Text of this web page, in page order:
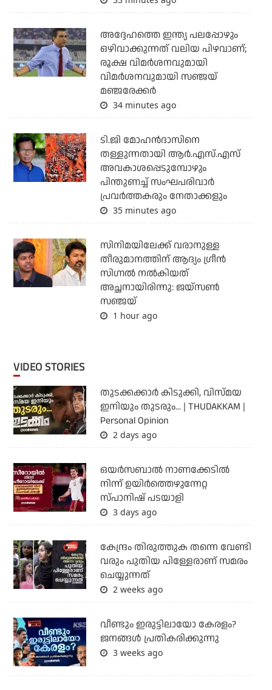
അദ്ദേഹത്തെ ഇന്ത്യ പലപ്പോഴും
ഒഴിവാക്കുന്നത് വലിയ പിഴവാണ്;
രൂക്ഷ വിമര്‍ശനവുമായി
വിമര്‍ശനവുമായി സഞ്ജയ്
മഞ്ജരേക്കര്‍
34 minutes ago
ടി.ജി മോഹന്‍ദാസിനെ
തള്ളുന്നതായി ആര്‍.എസ്.എസ്
അവകാശപ്പെടുമ്പോഴും
പിന്തുണച്ച് സംഘപരിവാര്‍
പ്രവര്‍ത്തകരും നേതാക്കളും
35 minutes ago
സിനിമയിലേക്ക് വരാനുള്ള
തീരുമാനത്തിന് ആദ്യം ഗ്രീൻ
സിഗ്നൽ നൽകിയത്
അച്ഛനായിരിന്നു: ജയ്സൺ
സഞ്ജയ്
1 hour ago
VIDEO STORIES
തുടക്കക്കാര്‍ കിടുക്കി, വിസ്മയ
ഇനിയും തുടരും... | THUDAKKAM |
Personal Opinion
2 days ago
ഒയര്‍സബാൽ നാണക്കേടിൽ
നിന്ന് ഉയിർത്തെഴുന്നേറ്റ
സ്പാനിഷ് പടയാളി
3 days ago
കേന്ദ്രം തിരുത്തുക തന്നെ വേണ്ടി
വരും പുതിയ പിള്ളേരാണ് സമരം
ചെയ്യുന്നത്
2 weeks ago
വീണ്ടും ഇരുട്ടിലായോ കേരളം?
ജനങ്ങൾ പ്രതികരിക്കുന്നു
3 weeks ago